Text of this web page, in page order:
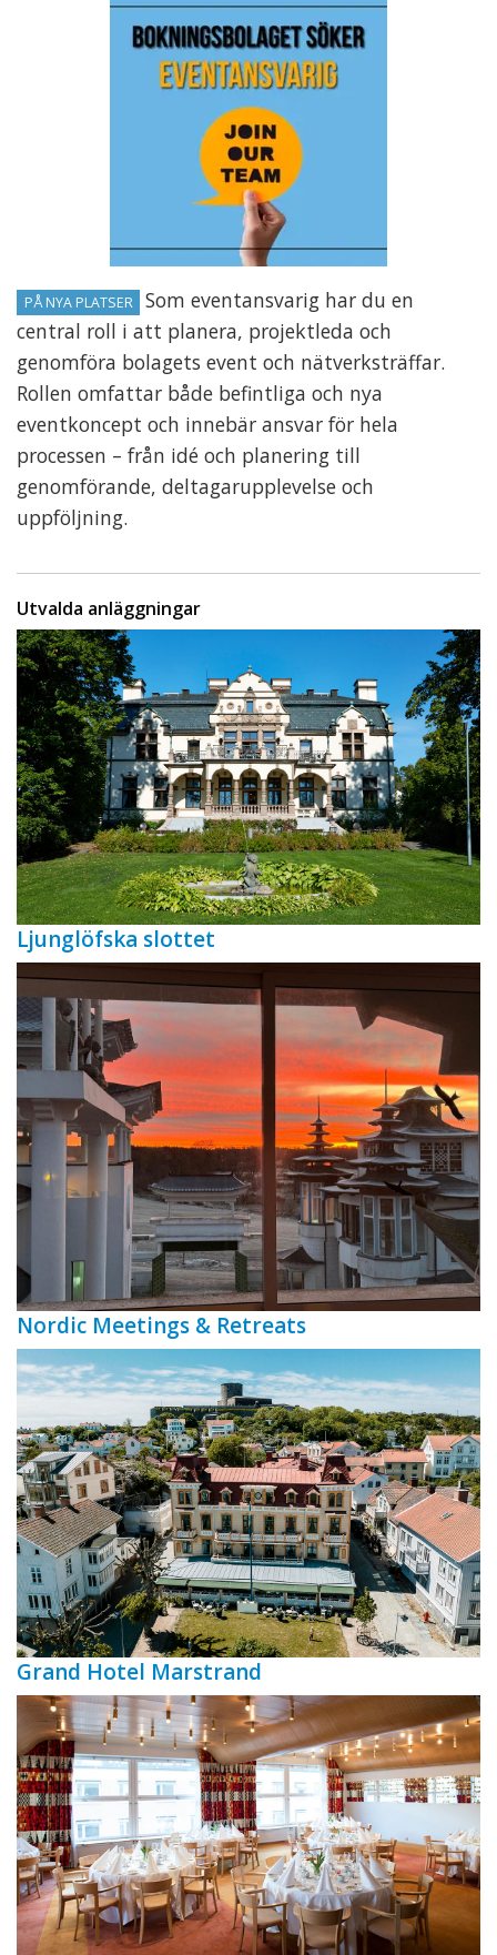
PÅ NYA PLATSER
Som eventansvarig har du en
central roll i att planera, projektleda och
genomföra bolagets event och nätverksträffar.
Rollen omfattar både befintliga och nya
eventkoncept och innebär ansvar för hela
processen – från idé och planering till
genomförande, deltagarupplevelse och
uppföljning.
Utvalda anläggningar
Ljunglöfska slottet
Nordic Meetings & Retreats
Grand Hotel Marstrand